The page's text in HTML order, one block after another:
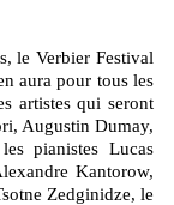
le Verbier Festival
aura pour tous les
artistes qui seront
Augustin Dumay,
pianistes Lucas
Kantorow,
Zedginidze, le